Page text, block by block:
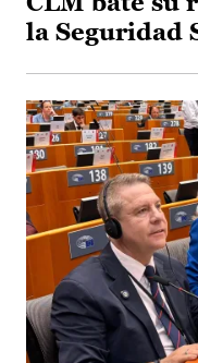
la Seguridad